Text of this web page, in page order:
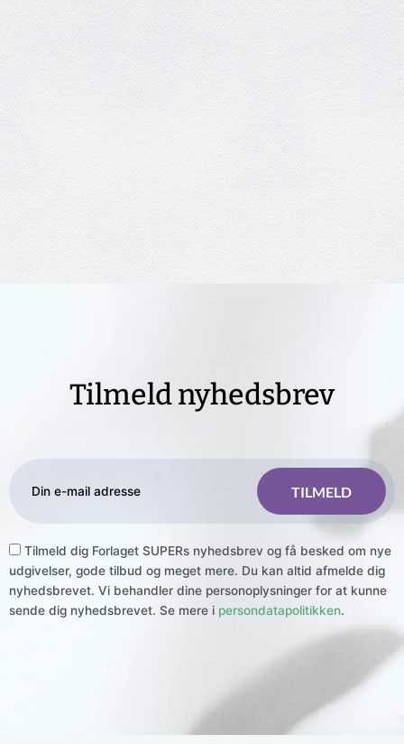
Tilmeld nyhedsbrev
Tilmeld dig Forlaget SUPERs nyhedsbrev og få besked om nye
udgivelser, gode tilbud og meget mere. Du kan altid afmelde dig
nyhedsbrevet. Vi behandler dine personoplysninger for at kunne
sende dig nyhedsbrevet. Se mere i persondatapolitikken.